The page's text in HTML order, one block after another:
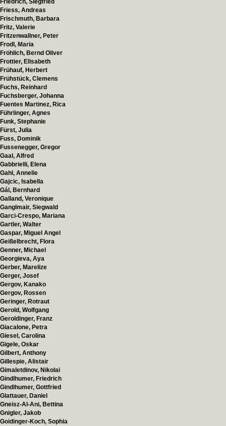
Friedrich, Siegfried
Friess, Andreas
Frischmuth, Barbara
Fritz, Valerie
Fritzenwallner, Peter
Frodl, Maria
Fröhlich, Bernd Oliver
Frottier, Elisabeth
Frühauf, Herbert
Frühstück, Clemens
Fuchs, Reinhard
Fuchsberger, Johanna
Fuentes Martinez, Rica
Führlinger, Agnes
Funk, Stephanie
Fürst, Julia
Fuss, Dominik
Fussenegger, Gregor
Gaal, Alfred
Gabbrielli, Elena
Gahl, Annelie
Gajcic, Isabella
Gál, Bernhard
Galland, Veronique
Ganglmair, Siegwald
Garci-Crespo, Mariana
Gartler, Walter
Gaspar, Miguel Angel
Geißelbrecht, Flora
Genner, Michael
Georgieva, Aya
Gerber, Marelize
Gerger, Josef
Gergov, Kanako
Gergov, Rossen
Geringer, Rotraut
Gerold, Wolfgang
Geroldinger, Franz
Giacalone, Petra
Giesel, Carolina
Gigele, Oskar
Gilbert, Anthony
Gillespie, Alistair
Gimaletdinov, Nikolai
Gindlhumer, Friedrich
Gindlhumer, Gottfried
Glattauer, Daniel
Gneisz-Al-Ani, Bettina
Gnigler, Jakob
Goidinger-Koch, Sophia